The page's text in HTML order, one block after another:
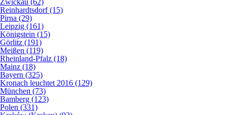
Zwickau (62)
Reinhardtsdorf (15)
Pirna (29)
Leipzig (161)
Königstein (15)
Görlitz (191)
Meißen (119)
Rheinland-Pfalz (18)
Mainz (18)
Bayern (325)
Kronach leuchtet 2016 (129)
München (73)
Bamberg (123)
Polen (331)